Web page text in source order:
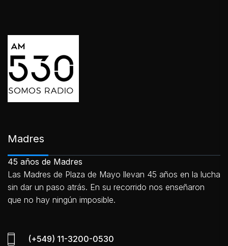
Madres
45 años de Madres
Las Madres de Plaza de Mayo llevan 45 años en la lucha
sin dar un paso atrás. En su recorrido nos enseñaron
que no hay ningún imposible.
(+549) 11-3200-0530